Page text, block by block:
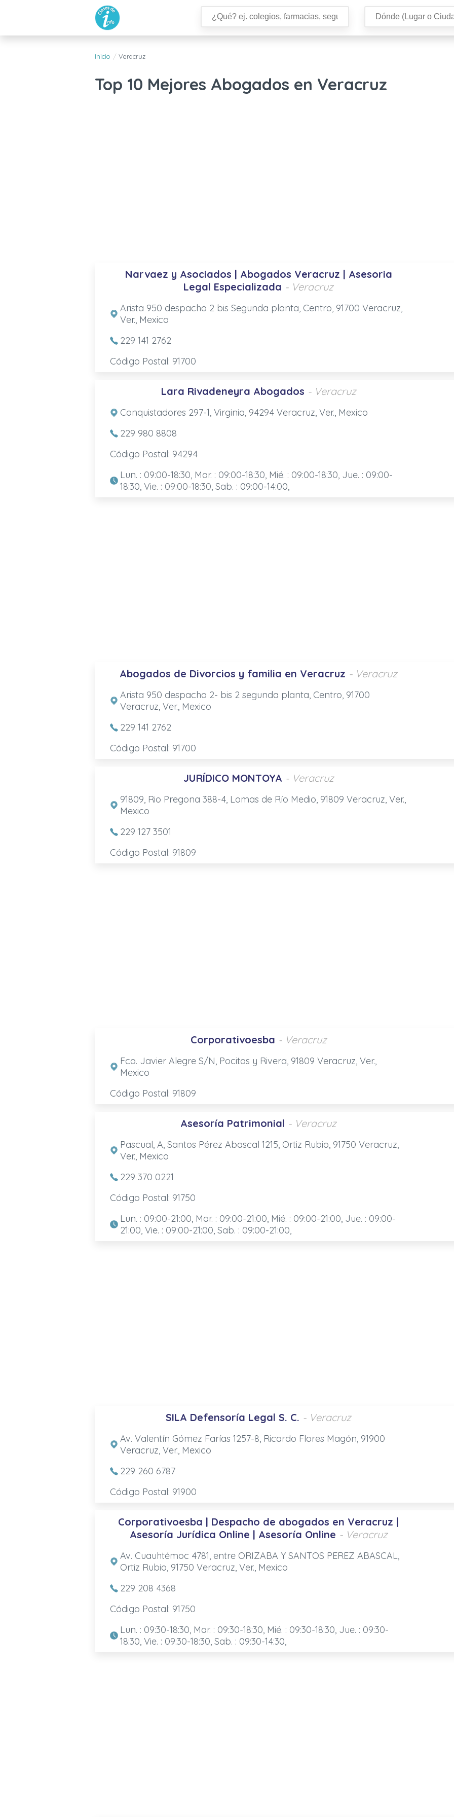
Inicio Veracruz
Top 10 Mejores Abogados en Veracruz
Narvaez y Asociados | Abogados Veracruz | Asesoria
Legal Especializada - Veracruz
Arista 950 despacho 2 bis Segunda planta, Centro, 91700 Veracruz,
Ver., Mexico
229 141 2762
Código Postal: 91700
Lara Rivadeneyra Abogados - Veracruz
Conquistadores 297-1, Virginia, 94294 Veracruz, Ver., Mexico
229 980 8808
Código Postal: 94294
Lun. : 09:00-18:30, Mar. : 09:00-18:30, Mié. : 09:00-18:30, Jue. : 09:00-
18:30, Vie. : 09:00-18:30, Sab. : 09:00-14:00,
Abogados de Divorcios y familia en Veracruz - Veracruz
Arista 950 despacho 2- bis 2 segunda planta, Centro, 91700
Veracruz, Ver., Mexico
229 141 2762
Código Postal: 91700
JURÍDICO MONTOYA - Veracruz
91809, Rio Pregona 388-4, Lomas de Río Medio, 91809 Veracruz, Ver.,
Mexico
229 127 3501
Código Postal: 91809
Corporativoesba - Veracruz
Fco. Javier Alegre S/N, Pocitos y Rivera, 91809 Veracruz, Ver.,
Mexico
Código Postal: 91809
Asesoría Patrimonial - Veracruz
Pascual, A, Santos Pérez Abascal 1215, Ortiz Rubio, 91750 Veracruz,
Ver., Mexico
229 370 0221
Código Postal: 91750
Lun. : 09:00-21:00, Mar. : 09:00-21:00, Mié. : 09:00-21:00, Jue. : 09:00-
21:00, Vie. : 09:00-21:00, Sab. : 09:00-21:00,
SILA Defensoría Legal S. C. - Veracruz
Av. Valentín Gómez Farías 1257-8, Ricardo Flores Magón, 91900
Veracruz, Ver., Mexico
229 260 6787
Código Postal: 91900
Corporativoesba | Despacho de abogados en Veracruz |
Asesoría Jurídica Online | Asesoría Online - Veracruz
Av. Cuauhtémoc 4781, entre ORIZABA Y SANTOS PEREZ ABASCAL,
Ortiz Rubio, 91750 Veracruz, Ver., Mexico
229 208 4368
Código Postal: 91750
Lun. : 09:30-18:30, Mar. : 09:30-18:30, Mié. : 09:30-18:30, Jue. : 09:30-
18:30, Vie. : 09:30-18:30, Sab. : 09:30-14:30,